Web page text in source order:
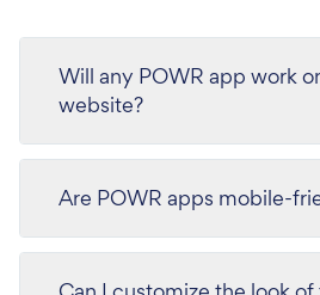
Will any POWR app work
website?
Are POWR apps mobile-